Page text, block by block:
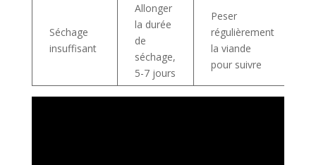
Séchage
insuffisant
Allonger
la durée
de
séchage,
5-7 jours
Peser
régulièrement
la viande
pour suivre